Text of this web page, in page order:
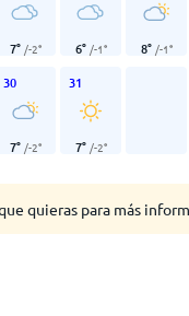
7° /-2° 6° /-1° 8° /-1°
30
7° /-2°
31
7° /-2°
quieras para más